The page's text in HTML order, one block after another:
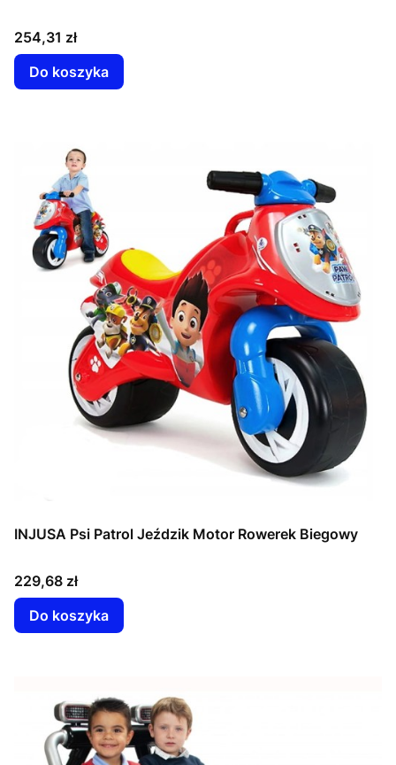
Cena
254,31 zł
Do koszyka
INJUSA Psi Patrol Jeździk Motor Rowerek Biegowy
Cena
229,68 zł
Do koszyka